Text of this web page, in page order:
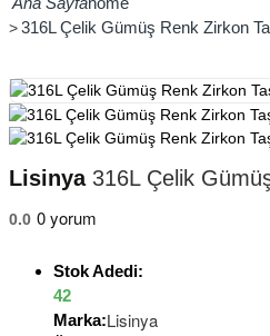
316L Çelik Gümüş Renk Zirkon
Lisinya316L Çelik
0.0 0 yorum
Stok Adedi:
42
Marka:Lisinya